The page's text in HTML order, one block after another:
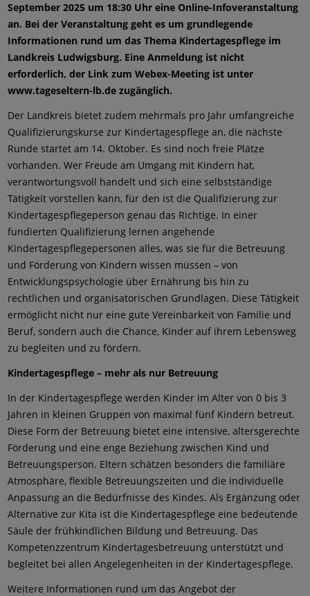
September 2025 um 18:30 Uhr eine Online-Infoveranstaltung
an. Bei der Veranstaltung geht es um grundlegende
Informationen rund um das Thema Kindertagespflege im
Landkreis Ludwigsburg. Eine Anmeldung ist nicht
erforderlich, der Link zum Webex-Meeting ist unter
www.tageseltern-lb.de zugänglich.
Der Landkreis bietet zudem mehrmals pro Jahr umfangreiche
Qualifizierungskurse zur Kindertagespflege an, die nächste
Runde startet am 14. Oktober. Es sind noch freie Plätze
vorhanden. Wer Freude am Umgang mit Kindern hat,
verantwortungsvoll handelt und sich eine selbstständige
Tätigkeit vorstellen kann, für den ist die Qualifizierung zur
Kindertagespflegeperson genau das Richtige. In einer
fundierten Qualifizierung lernen angehende
Kindertagespflegepersonen alles, was sie für die Betreuung
und Förderung von Kindern wissen müssen – von
Entwicklungspsychologie über Ernährung bis hin zu
rechtlichen und organisatorischen Grundlagen. Diese Tätigkeit
ermöglicht nicht nur eine gute Vereinbarkeit von Familie und
Beruf, sondern auch die Chance, Kinder auf ihrem Lebensweg
zu begleiten und zu fördern.
Kindertagespflege – mehr als nur Betreuung
In der Kindertagespflege werden Kinder im Alter von 0 bis 3
Jahren in kleinen Gruppen von maximal fünf Kindern betreut.
Diese Form der Betreuung bietet eine intensive, altersgerechte
Förderung und eine enge Beziehung zwischen Kind und
Betreuungsperson. Eltern schätzen besonders die familiäre
Atmosphäre, flexible Betreuungszeiten und die individuelle
Anpassung an die Bedürfnisse des Kindes. ​Als Ergänzung oder
Alternative zur Kita ist die Kindertagespflege eine bedeutende
Säule der frühkindlichen Bildung und Betreuung. Das
Kompetenzzentrum Kindertagesbetreuung unterstützt und
begleitet bei allen Angelegenheiten in der Kindertagespflege.
Weitere Informationen rund um das Angebot der